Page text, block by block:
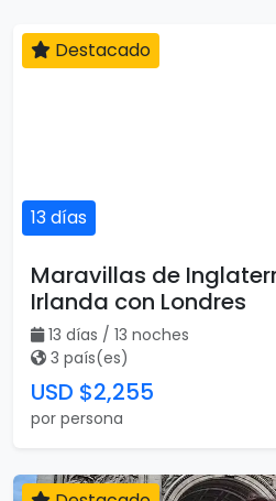
13 días
Destacado
Maravillas de
Irlanda con Londres
13 días / 13 noches
3 país(es)
USD $2,255
por persona